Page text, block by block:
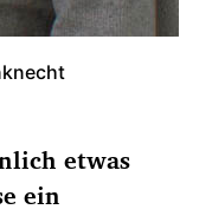
etwas
ein